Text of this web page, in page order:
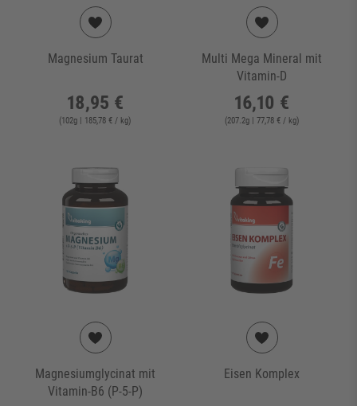
Magnesium Taurat
18,95 €
(102g | 185,78 € / kg)
Multi Mega Mineral mit
Vitamin-D
16,10 €
(207.2g| 77,78 € / kg)
Magnesiumglycinat mit
Vitamin-B6 (P-5-P)
Eisen Komplex